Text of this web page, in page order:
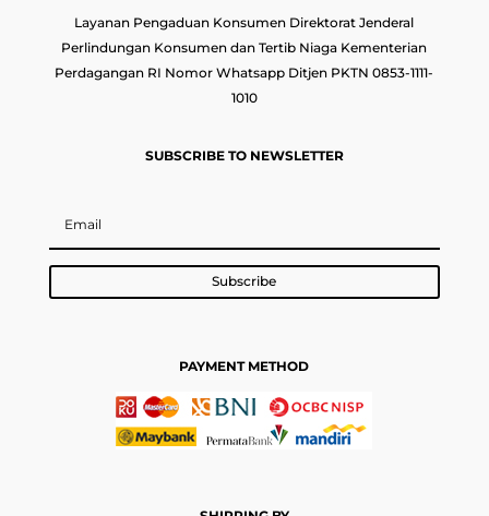
Layanan Pengaduan Konsumen Direktorat Jenderal
Perlindungan Konsumen dan Tertib Niaga Kementerian
Perdagangan RI Nomor Whatsapp Ditjen PKTN 0853-1111-
1010
SUBSCRIBE TO NEWSLETTER
Subscribe
PAYMENT METHOD